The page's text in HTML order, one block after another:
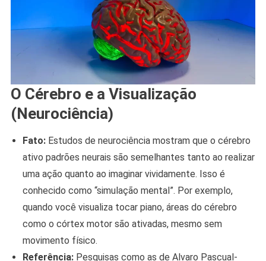
O Cérebro e a Visualização
(Neurociência)
Fato:Estudos de neurociência mostram que o cérebro
ativo padrões neurais são semelhantes tanto ao realizar
uma ação quanto ao imaginar vividamente. Isso é
conhecido como “simulação mental”. Por exemplo,
quando você visualiza tocar piano, áreas do cérebro
como o córtex motor são ativadas, mesmo sem
movimento físico.
Referência:Pesquisas como as de Alvaro Pascual-